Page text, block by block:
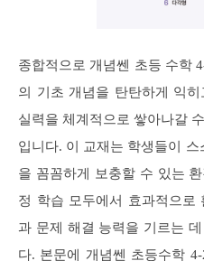
종합적으로 개념쎈 초등 수학
의 기초 개념을 탄탄하게 익
실력을 체계적으로 쌓아나갈
입니다. 이 교재는 학생들이
을 꼼꼼하게 보충할 수 있는
정 학습 모두에서 효과적으로
과 문제 해결 능력을 기르는
다. 본문에 개념쎈 초등수학